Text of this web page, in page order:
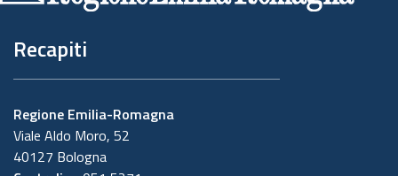
Recapiti
Regione Emilia-Romagna
Viale Aldo Moro, 52
40127 Bologna